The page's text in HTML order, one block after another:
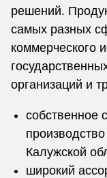
решений.
самых разных
коммерческого
организаций и
собственное
Калужской
широкий